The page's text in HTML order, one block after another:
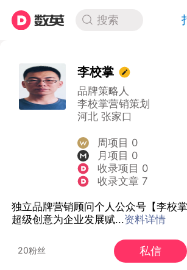
搜索
李校掌
品牌策略人
李校掌营销策划
河北 张家口
周项目 0
月项目 0
收录项目 0
收录文章 7
独立品牌营销顾问个人公众号【李校
超级创意为企业发展赋...资料详情
20粉丝 私信